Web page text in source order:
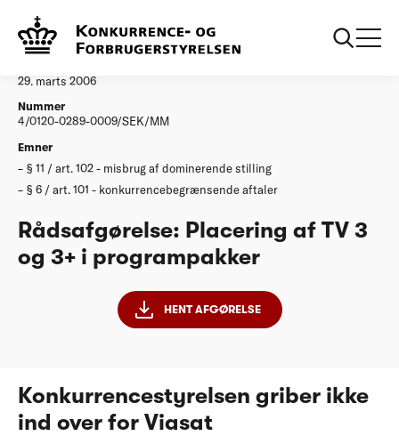
Afgørelser
29. marts 2006
Nummer
4/0120-0289-0009/SEK/MM
Emner
§ 11 / art. 102 - misbrug af dominerende stilling
§ 6 / art. 101 - konkurrencebegrænsende aftaler
Rådsafgørelse: Placering af TV 3
og 3+ i programpakker
HENT AFGØRELSE
Konkurrencestyrelsen griber ikke
ind over for Viasat